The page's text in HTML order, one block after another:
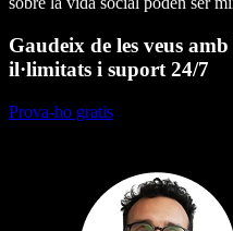
Gaudeix de les veus
il·limitats i suport 24/7
Prova-ho gratis